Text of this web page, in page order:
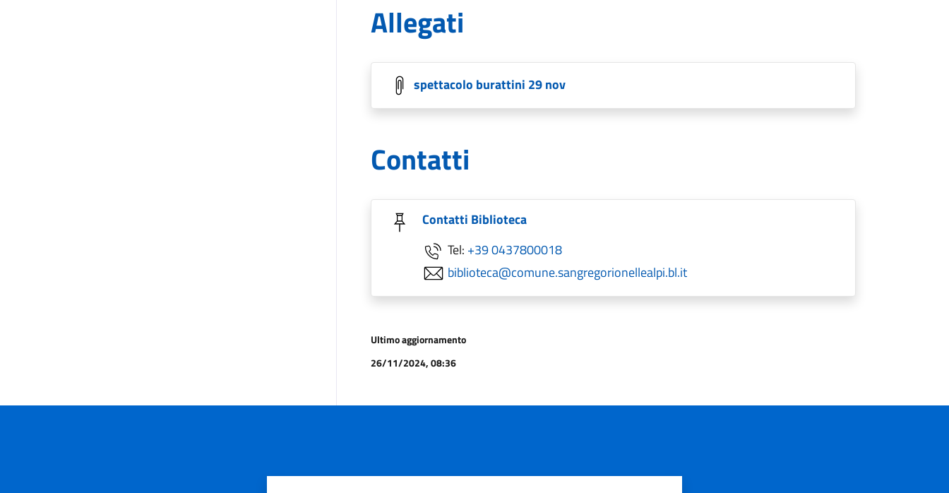
Allegati
spettacolo burattini 29 nov
Contatti
Contatti Biblioteca
Tel: +39 0437800018
biblioteca@comune.sangregorionellealpi.bl.it
Ultimo aggiornamento
26/11/2024, 08:36